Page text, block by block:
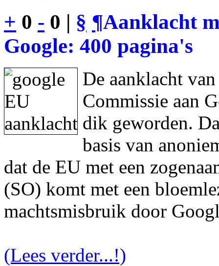
+ 0 - 0 | § ¶Aanklacht
Google: 400 pagina's
De aanklacht
Commissie aan
dik geworden.
basis van
dat de EU met een
(SO) komt met een
machtsmisbruik door
(Lees verder...!)